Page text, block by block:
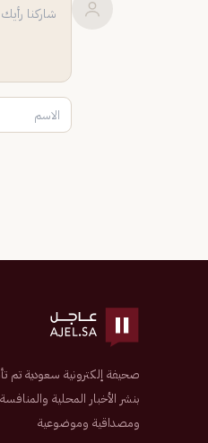
بنشر الأخبار المحلية
ومصداقية وموضوعية